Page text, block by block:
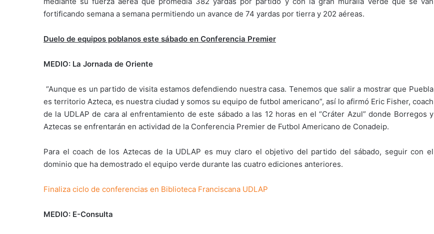
fortificando semana a semana permitiendo un avance de 74 yardas por tierra y 202 aéreas.
Duelo de equipos poblanos este sábado en Conferencia Premier
MEDIO: La Jornada de Oriente
“Aunque es un partido de visita estamos defendiendo nuestra casa. Tenemos que salir a mostrar que Puebla
es territorio Azteca, es nuestra ciudad y somos su equipo de futbol americano”, así lo afirmó Eric Fisher, coach
de la UDLAP de cara al enfrentamiento de este sábado a las 12 horas en el “Cráter Azul” donde Borregos y
Aztecas se enfrentarán en actividad de la Conferencia Premier de Futbol Americano de Conadeip.
Para el coach de los Aztecas de la UDLAP es muy claro el objetivo del partido del sábado, seguir con el
dominio que ha demostrado el equipo verde durante las cuatro ediciones anteriores.
Finaliza ciclo de conferencias en Biblioteca Franciscana UDLAP
MEDIO: E-Consulta